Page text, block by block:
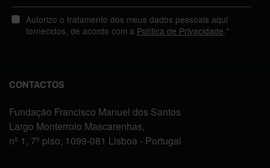
Autorizo o tratamento dos meus dados pessoais aqui
fornecidos, de acordo com a Política de Privacidade .*
CONTACTOS
Fundação Francisco Manuel dos Santos
Largo Monterroio Mascarenhas,
nº 1, 7º piso, 1099-081 Lisboa - Portugal